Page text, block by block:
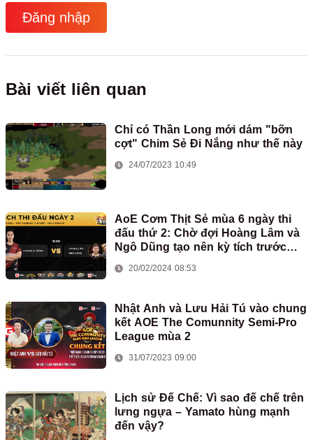
Đăng nhập
Bài viết liên quan
Chỉ có Thần Long mới dám "bỡn
cợt" Chim Sẻ Đi Nắng như thế này
24/07/2023 10:49
AoE Cơm Thịt Sẻ mùa 6 ngày thi
đấu thứ 2: Chờ đợi Hoàng Lâm và
Ngô Dũng tạo nên kỳ tích trước
20/02/2024 08:53
Nhật Anh và Lưu Hải Tú vào chung
kết AOE The Comunnity Semi-Pro
League mùa 2
31/07/2023 09:00
Lịch sử Đế Chế: Vì sao đế chế trên
lưng ngựa – Yamato hùng mạnh
đến vậy?